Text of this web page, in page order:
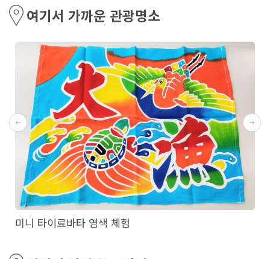
여기서 가까운 관광명소
미니 타이료바타 염색 체험